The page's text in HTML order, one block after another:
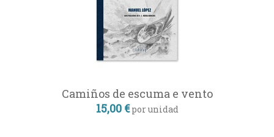
Camiños de escuma e vento
15,00 € por unidad